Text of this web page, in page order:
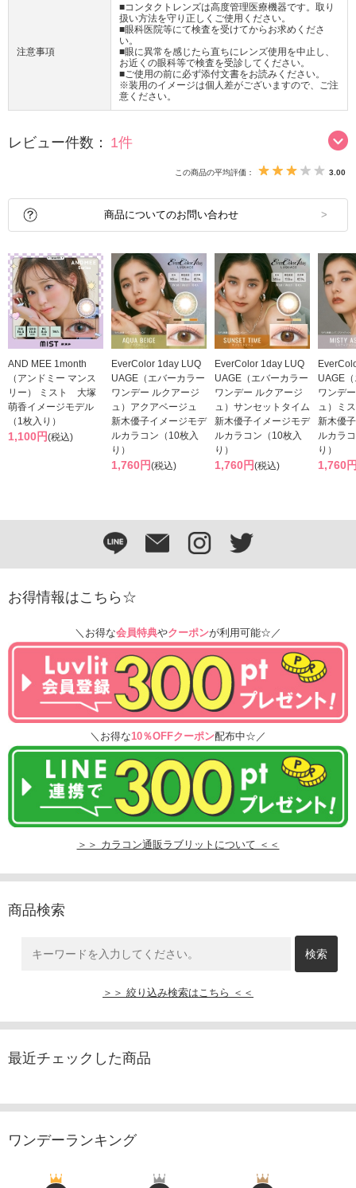
注意事項
■コンタクトレンズは高度管理医療機器です。取り
扱い方法を守り正しくご使用ください。
■眼科医院等にて検査を受けてからお求めくださ
い。
■眼に異常を感じたら直ちにレンズ使用を中止し、
お近くの眼科等で検査を受診してください。
■ご使用の前に必ず添付文書をお読みください。
※装用のイメージは個人差がございますので、ご注
意ください。
レビュー件数： 1件
この商品の平均評価： 3.00
商品についてのお問い合わせ
AND MEE 1month
（アンドミー マンス
リー） ミスト 大塚
萌香イメージモデル
（1枚入り）
1,100円(税込)
EverColor 1day LUQ
UAGE（エバーカラー
ワンデー ルクアージ
ュ）アクアベージュ
新木優子イメージモデ
ルカラコン（10枚入
り）
1,760円(税込)
EverColor 1day LUQ
UAGE（エバーカラー
ワンデー ルクアージ
ュ）サンセットタイム
新木優子イメージモデ
ルカラコン（10枚入
り）
1,760円(税込)
UAGE
ワンデ
ュ）ミ
新木優
ルカラ
り）
1,760
お得情報はこちら☆
＼お得な会員特典やクーポンが利用可能☆／
＼お得な10％OFFクーポン配布中☆／
＞＞ カラコン通販ラブリットについて ＜＜
商品検索
＞＞ 絞り込み検索はこちら ＜＜
最近チェックした商品
ワンデーランキング